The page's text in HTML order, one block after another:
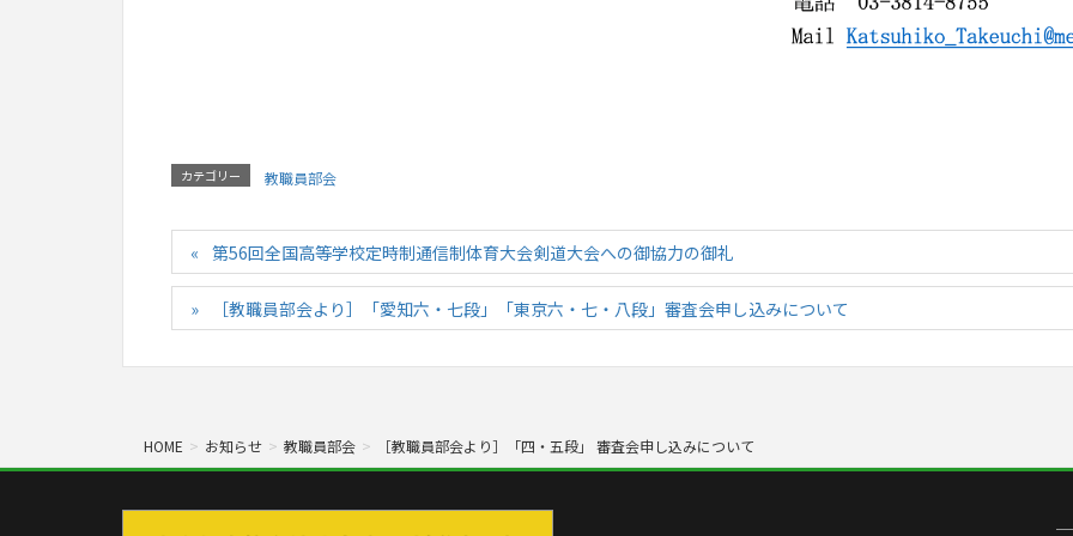
カテゴリー 教職員部会
第56回全国⾼等学校定時制通信制体育⼤会剣道⼤会への御協⼒の御礼
［教職員部会より］「愛知六・七段」「東京六・七・八段」審査会申し込みについて
HOME お知らせ 教職員部会 ［教職員部会より］「四・五段」 審査会申し込みについて